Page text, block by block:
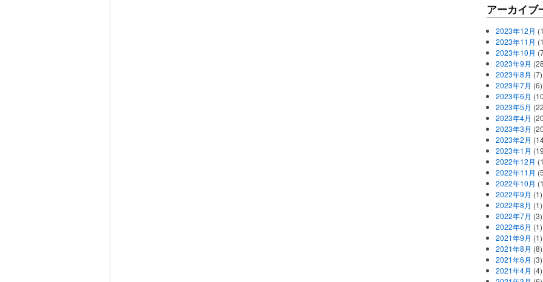
アーカイブ
2023年12月
2023年11月
2023年10月
2023年9月
2023年8月 (7)
2023年7月 (6)
2023年6月
2023年5月
2023年4月
2023年3月
2023年2月
2023年1月
2022年12月
2022年11月
2022年10月
2022年9月 (1)
2022年8月 (1)
2022年7月 (3)
2022年6月 (1)
2021年9月 (1)
2021年8月 (8)
2021年6月 (3)
2021年4月 (4)